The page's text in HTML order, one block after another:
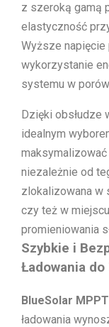
z szeroką gamą
elastyczność
Wyższe
wykorzystanie
systemu w
Dzięki obsłudze
idealnym
maksymalizować
niezależnie od
zlokalizowana w
czy też w
promieniowania
Szybkie i
Ładowania do
BlueSolar
ładowania